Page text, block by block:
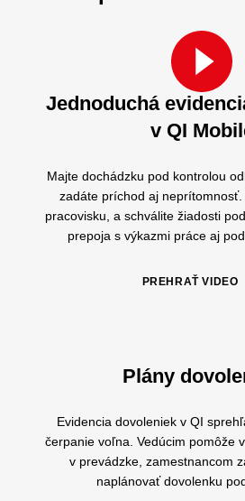
Jednoduchá
v QI
Majte dochádzku pod kontrolou
zadáte príchod aj
pracovisku, a schválite žiadosti
prepoja s výkazmi práce aj
PREHRAŤ VIDEO
Plány
Evidencia dovoleniek v QI
čerpanie voľna. Vedúcim pomôže
v prevádzke, zamestnancom
naplánovať dovolenku